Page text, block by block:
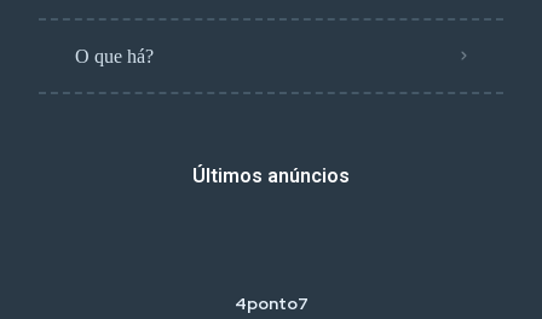
O que há?
Últimos anúncios
4ponto7